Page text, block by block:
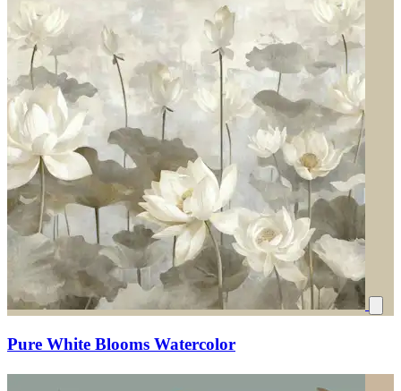
Pure White Blooms Watercolor